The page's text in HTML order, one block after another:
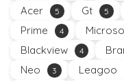
Acer 5 Gt 5
Prime 4
Blackview 4
Neo 3 Leagoo